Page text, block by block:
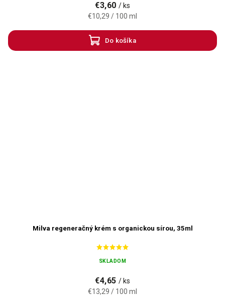
€3,60 / ks
€10,29 / 100 ml
Do košíka
Milva regeneračný krém s organickou sírou, 35ml
SKLADOM
€4,65 / ks
€13,29 / 100 ml